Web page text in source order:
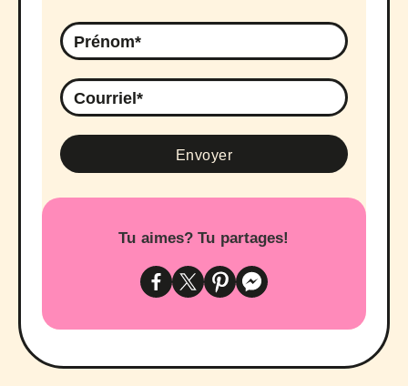
Tu aimes? Tu partages!